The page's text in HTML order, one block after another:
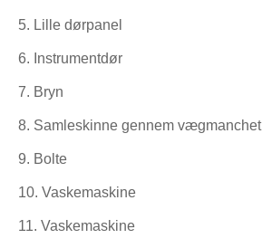
5. Lille dørpanel
6. Instrumentdør
7. Bryn
8. Samleskinne gennem vægmanchet
9. Bolte
10. Vaskemaskine
11. Vaskemaskine